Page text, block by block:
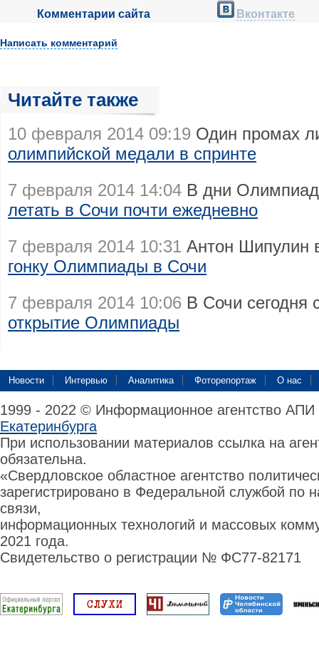
Комментарии сайта Вконтакте
Написать комментарий
Читайте также
10 февраля 2014 09:19 Один промах
олимпийской медали в спринте
7 февраля 2014 14:04 В дни
летать в Сочи почти ежедневно
7 февраля 2014 10:31 Антон Шипулин
гонку Олимпиады в Сочи
7 февраля 2014 10:06 В Сочи сегодня
открытие Олимпиады
Новости Интервью Аналитика Фоторепортаж О нас
1999 - 2022 © Информационное агентство
Екатеринбурга
При использовании материалов ссылка на
обязательна.
«Свердловское областное агентство
зарегистрировано в Федеральной службой по
связи,
информационных технологий и массовых
2021 года.
Свидетельство о регистрации № ФС77-82171